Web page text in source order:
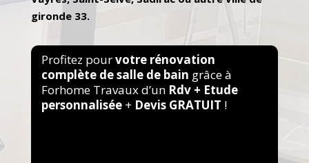
gironde 33.
Profitez pourvotre rénovation
complète de salle de bain grâce à
Forhome Travaux d’un Rdv + Etude
personnalisée+ Devis GRATUIT !